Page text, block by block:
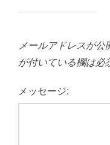
メールアドレスが公
が付いている欄は必
メッセージ: